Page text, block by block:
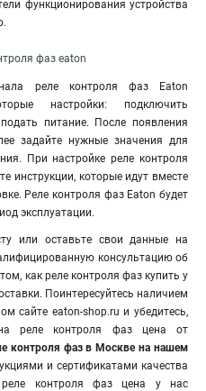
функционирования устройства
фаз eaton
реле контроля фаз Eaton
настройки: подключить
питание. После появления
задайте нужные значения для
При настройке реле контроля
инструкции, которые идут вместе
Реле контроля фаз Eaton будет
эксплуатации.
или оставьте свои данные на
консультацию об
как реле контроля фаз купить у
Поинтересуйтесь наличием
сайте eaton-shop.ru и убедитесь,
реле контроля фаз цена от
контроля фаз в Москве на нашем
и сертификатами качества
контроля фаз цена у нас